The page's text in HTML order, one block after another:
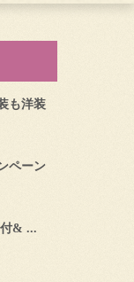
も洋装
ペーン
& ...